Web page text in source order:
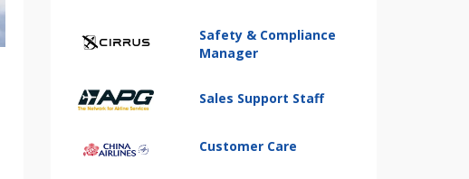
Safety & Compliance
Manager
Sales Support Staff
Customer Care